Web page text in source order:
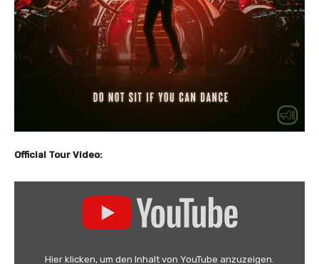
Official Tour Video:
Hier klicken, um den Inhalt von YouTube anzuzeigen.